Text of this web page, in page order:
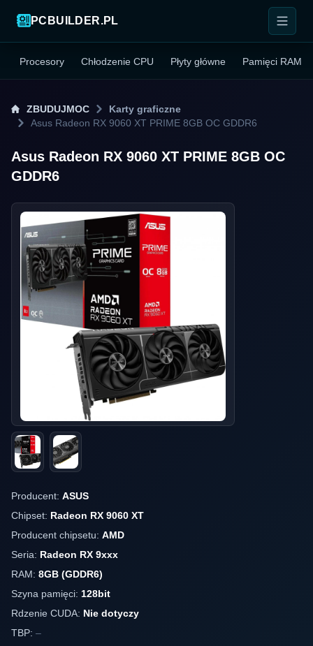
PCBUILDER.PL
Procesory Chłodzenie CPU Płyty główne Pamięci RAM
ZBUDUJMOC
Karty graficzne
Asus Radeon RX 9060 XT PRIME 8GB OC GDDR6
Asus Radeon RX 9060 XT PRIME 8GB OC
GDDR6
Producent: ASUS
Chipset: Radeon RX 9060 XT
Producent chipsetu: AMD
Seria: Radeon RX 9xxx
RAM: 8GB (GDDR6)
Szyna pamięci: 128bit
Rdzenie CUDA: Nie dotyczy
TBP: –